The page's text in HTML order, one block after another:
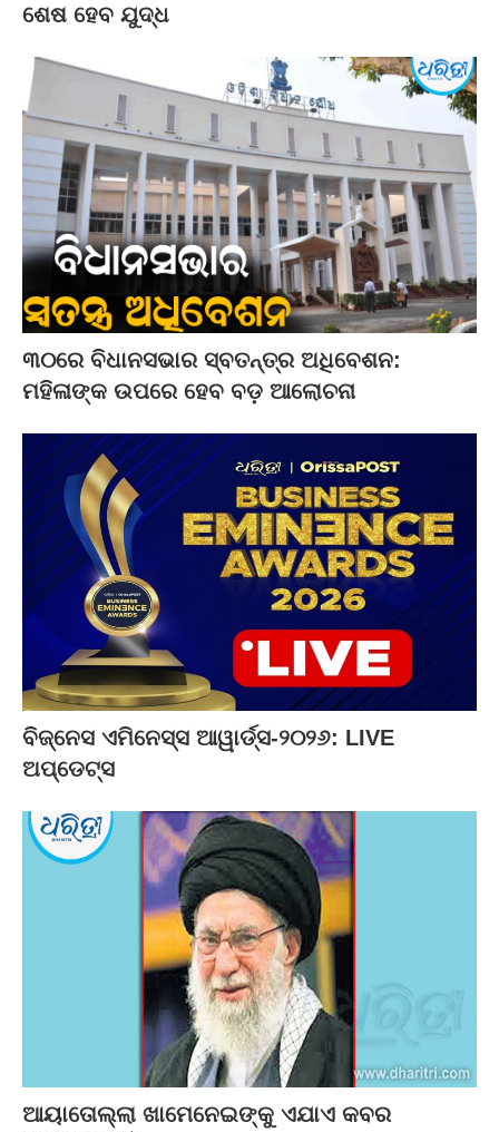
ଶେଷ ହେବ ଯୁଦ୍ଧ
୩୦ରେ ବିଧାନସଭାର ସ୍ବତନ୍ତ୍ର ଅଧିବେଶନ:
ମହିଳାଙ୍କ ଉପରେ ହେବ ବଡ଼ ଆଲୋଚନା
ବିଜ୍‌ନେସ ଏମିନେସ୍ସ ଆୱାର୍ଡ୍ସ-୨୦୨୬: LIVE
ଅପ୍‌ଡେଟ୍ସ
ଆୟାତୋଲ୍ଲା ଖାମେନେଇଙ୍କୁ ଏଯାଏ କବର